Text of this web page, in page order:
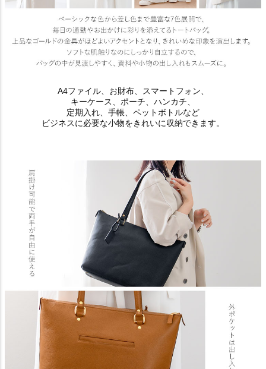
A4ファイル、お財布、スマートフォン、
キーケース、ポーチ、ハンカチ、
定期入れ、手帳、ペットボトルなど
ビジネスに必要な小物をきれいに収納できます。